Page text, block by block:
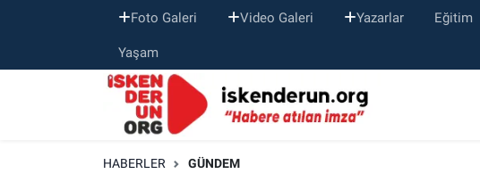
Foto Galeri Video Galeri Yazarlar Eğitim
Yaşam
HABERLER GÜNDEM